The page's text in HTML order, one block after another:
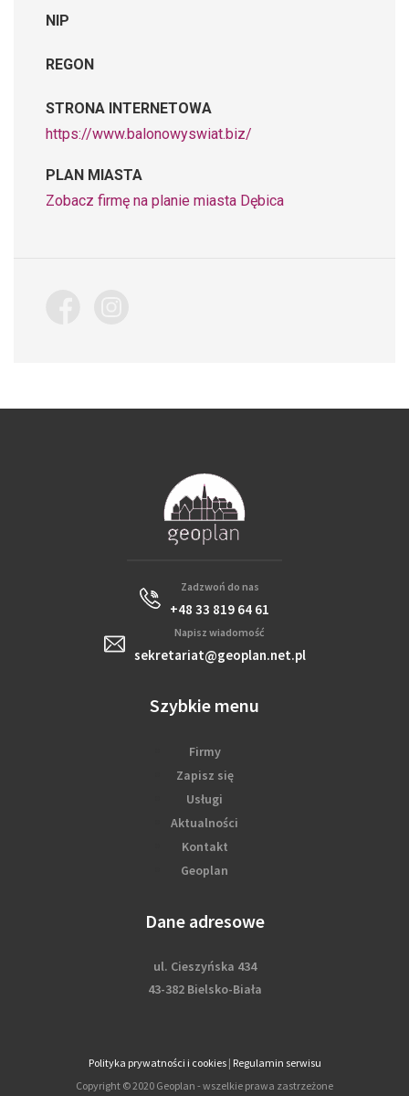
NIP
REGON
STRONA INTERNETOWA
https://www.balonowyswiat.biz/
PLAN MIASTA
Zobacz firmę na planie miasta Dębica
Zadzwoń do nas
+48 33 819 64 61
Napisz wiadomość
sekretariat@geoplan.net.pl
Szybkie menu
Firmy
Zapisz się
Usługi
Aktualności
Kontakt
Geoplan
Dane adresowe
ul. Cieszyńska 434
43-382 Bielsko-Biała
Polityka prywatności i cookies| Regulamin serwisu
Copyright © 2020 Geoplan - wszelkie prawa zastrzeżone